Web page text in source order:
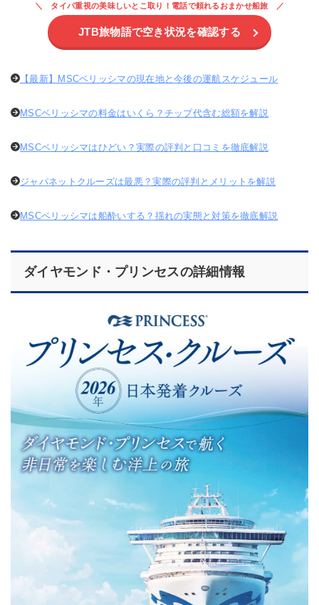
タイパ重視の美味しいとこ取り！電話で頼れるおまかせ船旅
JTB旅物語で空き状況を確認する
【最新】MSCベリッシマの現在地と今後の運航スケジュール
MSCベリッシマの料金はいくら？チップ代含む総額を解説
MSCベリッシマはひどい？実際の評判と口コミを徹底解説
ジャパネットクルーズは最悪？実際の評判とメリットを解説
MSCベリッシマは船酔いする？揺れの実態と対策を徹底解説
ダイヤモンド・プリンセスの詳細情報